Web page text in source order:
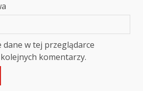
dane w tej przeglądarce
komentarzy.